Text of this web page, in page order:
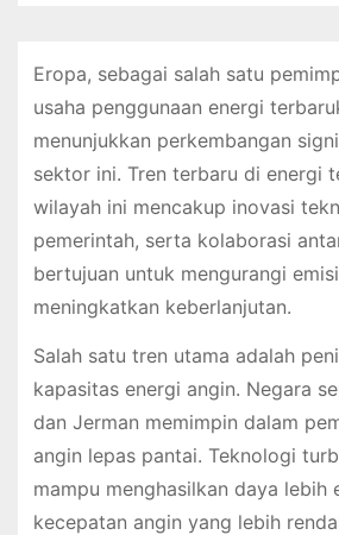
Eropa, sebagai salah satu
usaha penggunaan energi
menunjukkan perkembangan
sektor ini. Tren terbaru di energi
wilayah ini mencakup inovasi
pemerintah, serta kolaborasi
bertujuan untuk mengurangi
meningkatkan keberlanjutan.
Salah satu tren utama adalah
kapasitas energi angin. Negara
dan Jerman memimpin dalam
angin lepas pantai. Teknologi
mampu menghasilkan daya lebih
kecepatan angin yang lebih